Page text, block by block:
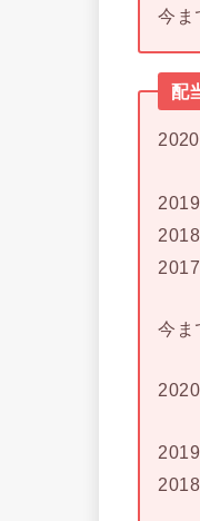
今
配
今